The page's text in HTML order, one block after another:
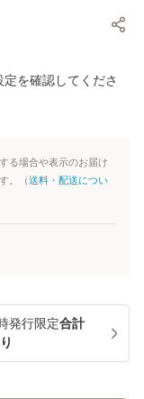
を確認してくださ
る場合や表示のお届け
。（送料・配送につい
発行限定合計